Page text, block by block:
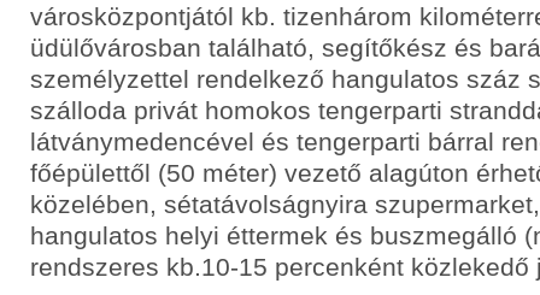
városközpontjától kb. tizenhárom
üdülővárosban található, segítőkész és
személyzettel rendelkező hangulatos száz
szálloda privát homokos tengerparti
látványmedencével és tengerparti bárral
főépülettől (50 méter) vezető alagúton
közelében, sétatávolságnyira
hangulatos helyi éttermek és buszmegálló
rendszeres kb.10-15 percenként